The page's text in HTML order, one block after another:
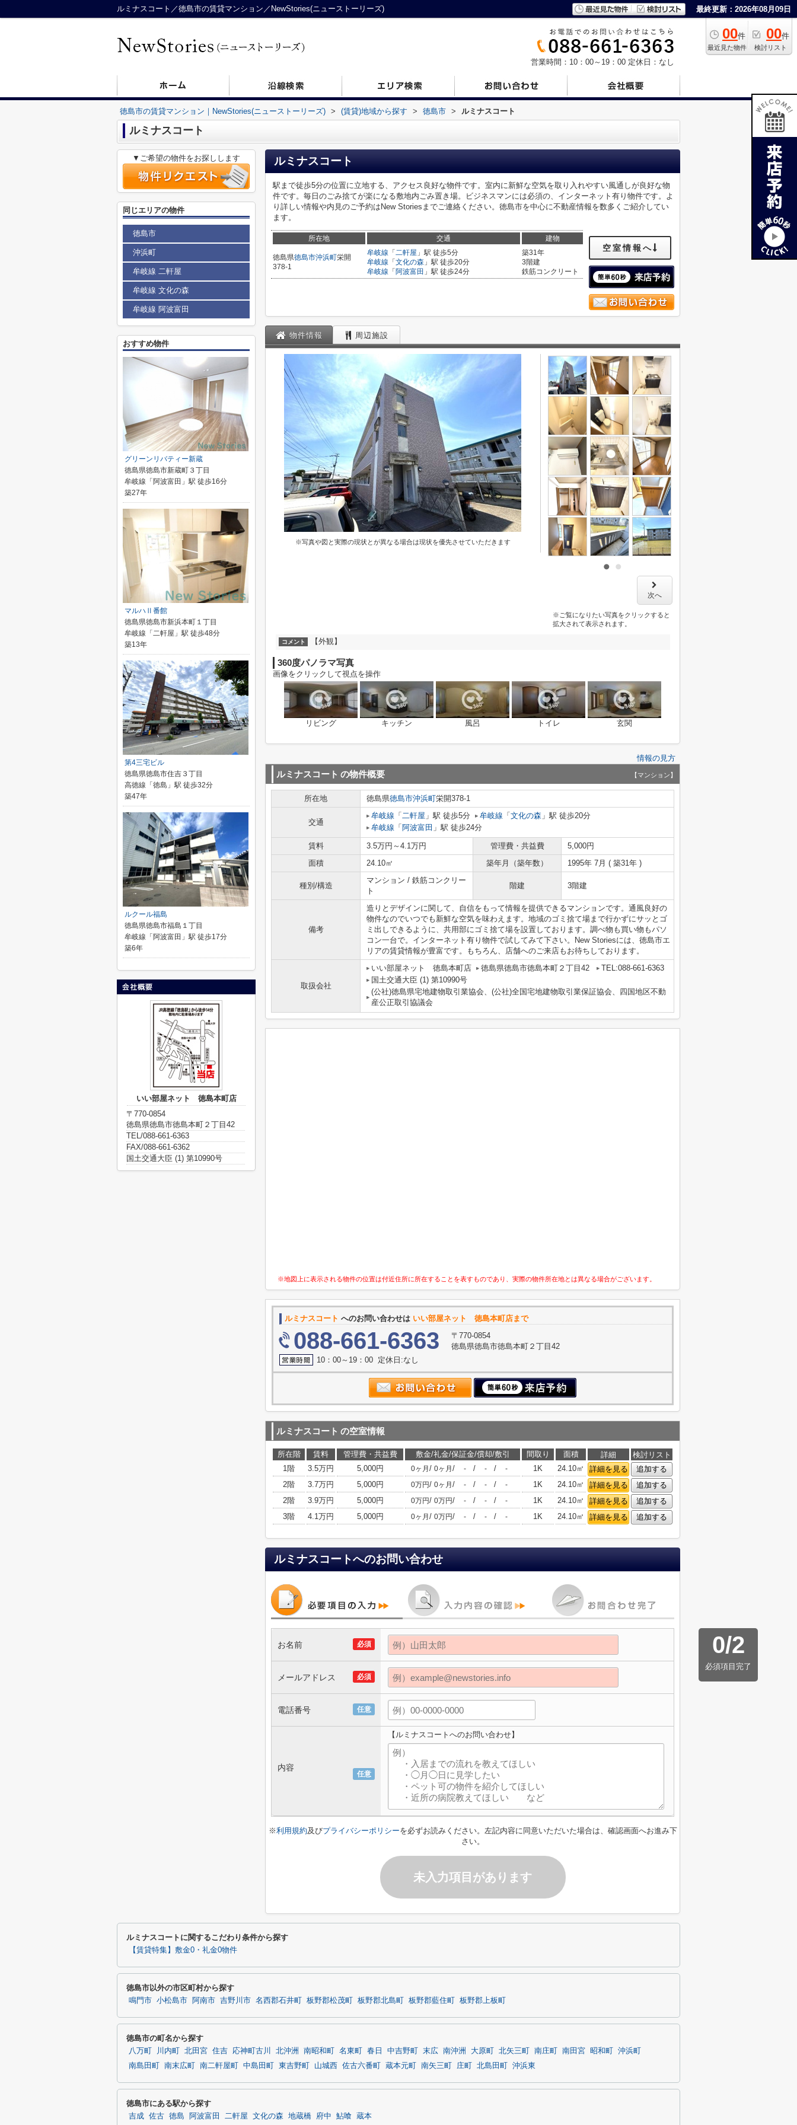
ルミナスコート／徳島市の賃貸マンション／NewStories(ニューストーリーズ) 最終更新：2026年08月09日
00件
最近見た物件
00件
検討リスト
営業時間：10：00～19：00 定休日：なし
徳島市の賃貸マンション｜NewStories(ニューストーリーズ) > (賃貸)地域から探す > 徳島市 > ルミナスコート
ルミナスコート
ルミナスコート
駅まで徒歩5分の位置に立地する、アクセス良好な物件です。室内に新鮮な空気を取り入れやすい風通しが良好な物
件です。毎日のごみ捨てが楽になる敷地内ごみ置き場。ビジネスマンには必須の、インターネット有り物件です。よ
り詳しい情報や内見のご予約はNew Storiesまでご連絡ください。徳島市を中心に不動産情報を数多くご紹介してい
ます。
所在地 交通 建物
徳島県徳島市沖浜町栄開
378-1
牟岐線 「 二軒屋 」駅 徒歩5分
牟岐線 「 文化の森 」駅 徒歩20分
牟岐線 「 阿波富田 」駅 徒歩24分
築31年
3階建
鉄筋コンクリート
空室情報へ
物件情報 周辺施設
※写真や図と実際の現状とが異なる場合は現状を優先させていただきます
次へ
※ご覧になりたい写真をクリックすると
拡大されて表示されます。
コメント 【外観】
360度パノラマ写真
画像をクリックして視点を操作
リビング キッチン 風呂 トイレ 玄関
情報の見方
ルミナスコート の物件概要 【マンション】
所在地 徳島県徳島市沖浜町栄開378-1
交通
牟岐線 「 二軒屋 」駅 徒歩5分 牟岐線 「 文化の森 」駅 徒歩20分
牟岐線 「 阿波富田 」駅 徒歩24分
賃料 3.5万円～4.1万円 管理費・共益費
5,000円
面積
24.10㎡ 築年月（築年数） 1995年 7月 ( 築31年 )
種別/構造
マンション / 鉄筋コンクリー
ト
階建 3階建
備考
造りとデザインに関して、自信をもって情報を提供できるマンションです。通風良好の
物件なのでいつでも新鮮な空気を味わえます。地域のゴミ捨て場まで行かずにサッとゴ
ミ出しできるように、共用部にゴミ捨て場を設置しております。調べ物も買い物もパソ
コン一台で。インターネット有り物件で試してみて下さい。New Storiesには、徳島市エ
リアの賃貸情報が豊富です。もちろん、店舗へのご来店もお待ちしております。
取扱会社
いい部屋ネット 徳島本町店 徳島県徳島市徳島本町２丁目42
TEL:088-661-6363
国土交通大臣 (1) 第10990号
(公社)徳島県宅地建物取引業協会、(公社)全国宅地建物取引業保証協会、四国地区不動
産公正取引協議会
※地図上に表示される物件の位置は付近住所に所在することを表すものであり、実際の物件所在地とは異なる場合がございます。
ルミナスコート へのお問い合わせは いい部屋ネット 徳島本町店まで
088-661-6363
〒770-0854
徳島県徳島市徳島本町２丁目42
10：00～19：00 定休日:なし
ルミナスコート の空室情報
所在階 賃料 管理費・共益費 敷金/礼金/保証金/償却/敷引 間取り 面積 詳細
検討リスト
1階
3.5万円 5,000円 0ヶ月 / 0ヶ月 / - / - / - 1K 24.10㎡ 詳細を見る
追加する
2階
3.7万円 5,000円 0万円/ 0ヶ月 / - / - / - 1K 24.10㎡ 詳細を見る
追加する
2階
3.9万円 5,000円 0万円/ 0万円/ - / - / - 1K 24.10㎡ 詳細を見る
追加する
3階
4.1万円 5,000円 0ヶ月 / 0万円/ - / - / - 1K 24.10㎡ 詳細を見る 追加する
ルミナスコートへのお問い合わせ
0/2
必須項目完了
必須
お名前
必須
メールアドレス
任意
電話番号
任意
内容
【ルミナスコートへのお問い合わせ】
※利用規約及びプライバシーポリシーを必ずお読みください。左記内容に同意いただいた場合は、確認画面へお進み下
さい。
未入力項目があります
▼ご希望の物件をお探しします
同じエリアの物件
徳島市
沖浜町
牟岐線 二軒屋
牟岐線 文化の森
牟岐線 阿波富田
おすすめ物件
グリーンリバティー新蔵
徳島県徳島市新蔵町３丁目
牟岐線「阿波富田」駅 徒歩16分
築27年
マルハⅡ番館
徳島県徳島市新浜本町１丁目
牟岐線「二軒屋」駅 徒歩48分
築13年
第4三宅ビル
徳島県徳島市住吉３丁目
高徳線「徳島」駅 徒歩32分
築47年
ルクール福島
徳島県徳島市福島１丁目
牟岐線「阿波富田」駅 徒歩17分
築6年
いい部屋ネット 徳島本町店
〒770-0854
徳島県徳島市徳島本町２丁目42
TEL/088-661-6363
FAX/088-661-6362
国土交通大臣 (1) 第10990号
ルミナスコートに関するこだわり条件から探す
【賃貸特集】敷金0・礼金0物件
徳島市以外の市区町村から探す
鳴門市 小松島市 阿南市 吉野川市 名西郡石井町 板野郡松茂町 板野郡北島町 板野郡藍住町 板野郡上板町
徳島市の町名から探す
八万町 川内町 北田宮 住吉 応神町古川 北沖洲 南昭和町 名東町 春日 中吉野町 末広 南沖洲 大原町 北矢三町 南庄町 南田宮 昭和町
沖浜町
南島田町
南末広町 南二軒屋町 中島田町 東吉野町 山城西 佐古六番町 蔵本元町 南矢三町 庄町 北島田町 沖浜東
徳島市にある駅から探す
吉成 佐古 徳島 阿波富田 二軒屋 文化の森 地蔵橋 府中 鮎喰 蔵本